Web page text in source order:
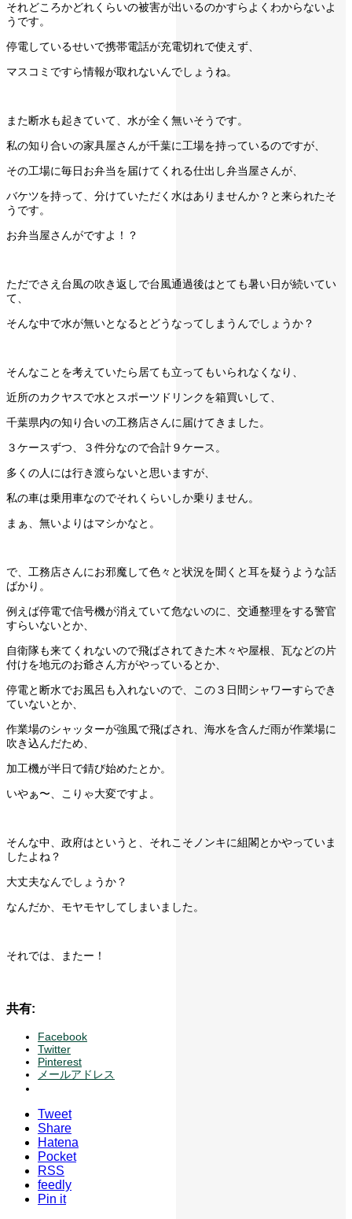
それどころかどれくらいの被害が出いるのかすらよくわからないよ
うです。
停電しているせいで携帯電話が充電切れで使えず、
マスコミですら情報が取れないんでしょうね。
また断水も起きていて、水が全く無いそうです。
私の知り合いの家具屋さんが千葉に工場を持っているのですが、
その工場に毎日お弁当を届けてくれる仕出し弁当屋さんが、
バケツを持って、分けていただく水はありませんか？と来られたそ
うです。
お弁当屋さんがですよ！？
ただでさえ台風の吹き返しで台風通過後はとても暑い日が続いてい
て、
そんな中で水が無いとなるとどうなってしまうんでしょうか？
そんなことを考えていたら居ても立ってもいられなくなり、
近所のカクヤスで水とスポーツドリンクを箱買いして、
千葉県内の知り合いの工務店さんに届けてきました。
３ケースずつ、３件分なので合計９ケース。
多くの人には行き渡らないと思いますが、
私の車は乗用車なのでそれくらいしか乗りません。
まぁ、無いよりはマシかなと。
で、工務店さんにお邪魔して色々と状況を聞くと耳を疑うような話
ばかり。
例えば停電で信号機が消えていて危ないのに、交通整理をする警官
すらいないとか、
自衛隊も来てくれないので飛ばされてきた木々や屋根、瓦などの片
付けを地元のお爺さん方がやっているとか、
停電と断水でお風呂も入れないので、この３日間シャワーすらでき
ていないとか、
作業場のシャッターが強風で飛ばされ、海水を含んだ雨が作業場に
吹き込んだため、
加工機が半日で錆び始めたとか。
いやぁ〜、こりゃ大変ですよ。
そんな中、政府はというと、それこそノンキに組閣とかやっていま
したよね？
大丈夫なんでしょうか？
なんだか、モヤモヤしてしまいました。
それでは、またー！
共有:
Facebook
Twitter
Pinterest
メールアドレス
Tweet
Share
Hatena
Pocket
RSS
feedly
Pin it